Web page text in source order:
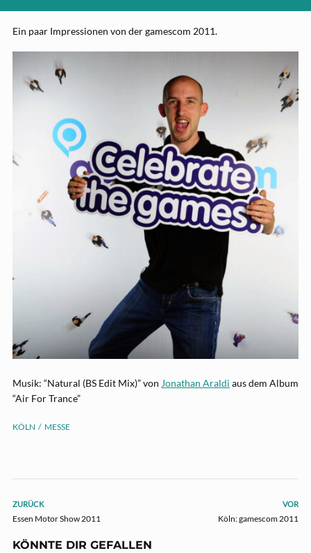
Ein paar Impressionen von der gamescom 2011.
Musik: “Natural (BS Edit Mix)” von Jonathan Araldi aus dem Album
“Air For Trance”
KÖLN MESSE
ZURÜCK
Essen Motor Show 2011
VOR
Köln: gamescom 2011
KÖNNTE DIR GEFALLEN